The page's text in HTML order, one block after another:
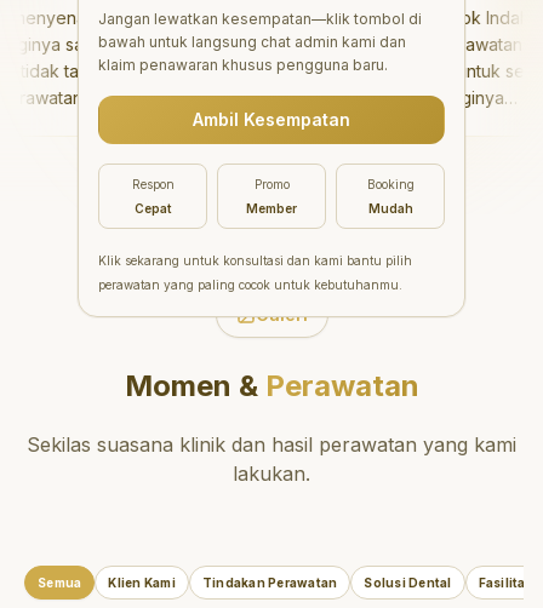
sangat baik
takut sama
tidak
setelahnya.
ke dokter
"Aesthetic Pondok Indah
menawarkan perawatan gigi
yang luar biasa untuk semua
orang. Dokter giginya
profesional, ramah, dan
meluangkan waktu untuk
mengedukasi pasien tentang
kesehatan gigi dan mulut
yang baik. Klinik ini terletak di
daerah yang strategis,
sehingga nyaman untuk
dikunjungi. Sangat
direkomendasikan untuk
dan berkualitas!
Galeri
Momen &Perawatan
Sekilas suasana klinik dan hasil perawatan yang kami
lakukan.
Semua Klien Kami Tindakan Perawatan Solusi Dental Fasilitas
Jangan lewatkan kesempatan—klik tombol di
bawah untuk langsung chat admin kami dan
klaim penawaran khusus pengguna baru.
Ambil Kesempatan
Respon
Cepat
Promo
Member
Booking
Mudah
Klik sekarang untuk konsultasi dan kami bantu pilih
perawatan yang paling cocok untuk kebutuhanmu.